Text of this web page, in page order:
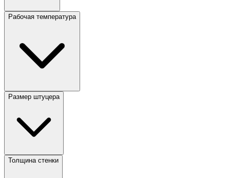
Рабочая температура
Размер штуцера
Толщина стенки